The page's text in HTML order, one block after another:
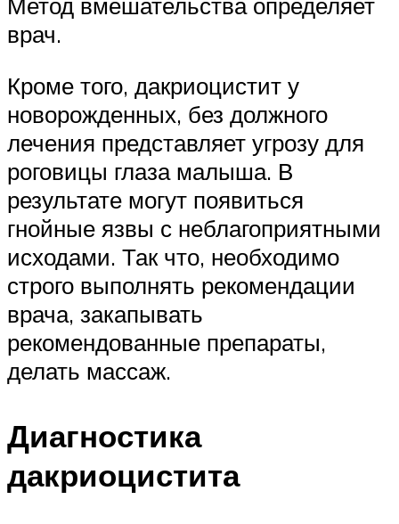
врач.
Кроме того, дакриоцистит у
новорожденных, без должного
лечения представляет угрозу для
роговицы глаза малыша. В
результате могут появиться
гнойные язвы с неблагоприятными
исходами. Так что, необходимо
строго выполнять рекомендации
врача, закапывать
рекомендованные препараты,
делать массаж.
Диагностика
дакриоцистита